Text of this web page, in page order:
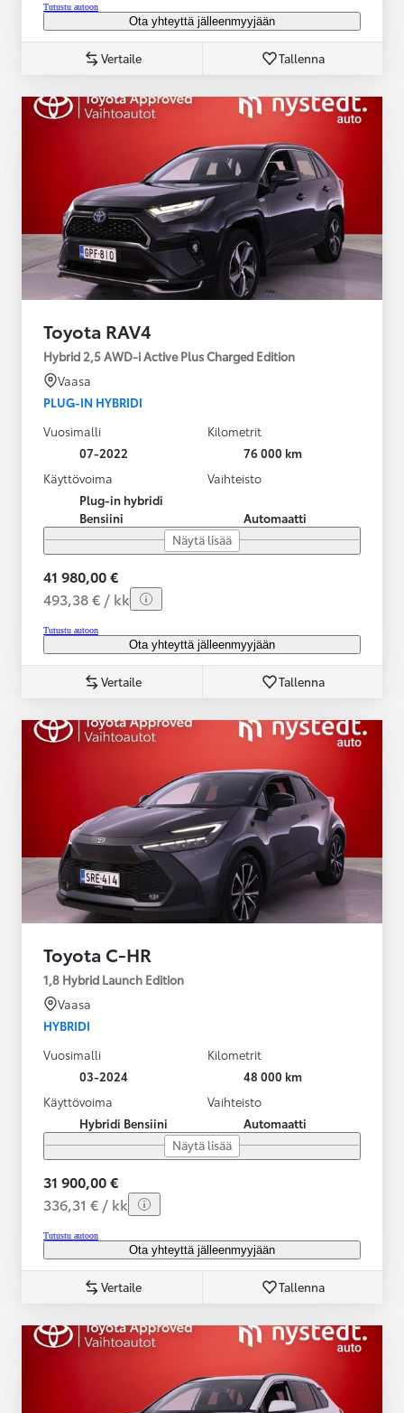
Tutustu autoon
Ota yhteyttä jälleenmyyjään
Vertaile Tallenna
Toyota RAV4
Hybrid 2,5 AWD-i Active Plus Charged Edition
Vaasa
PLUG-IN HYBRIDI
Vuosimalli
07-2022
Kilometrit
76 000 km
Käyttövoima
Plug-in hybridi
Bensiini
Vaihteisto
Automaatti
Näytä lisää
41 980,00 €
493,38 € / kk
Tutustu autoon
Ota yhteyttä jälleenmyyjään
Vertaile Tallenna
Toyota C-HR
1,8 Hybrid Launch Edition
Vaasa
HYBRIDI
Vuosimalli
03-2024
Kilometrit
48 000 km
Käyttövoima
Hybridi Bensiini
Vaihteisto
Automaatti
Näytä lisää
31 900,00 €
336,31 € / kk
Tutustu autoon
Ota yhteyttä jälleenmyyjään
Vertaile Tallenna